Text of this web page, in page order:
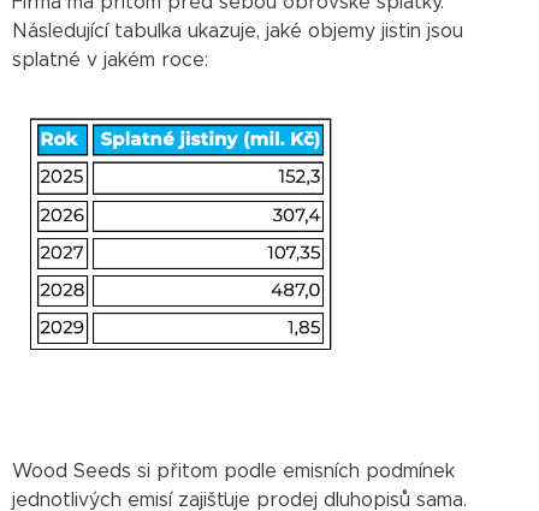
Následující tabulka ukazuje, jaké objemy jistin jsou
splatné v jakém roce:
Wood Seeds si přitom podle emisních podmínek
jednotlivých emisí zajišťuje prodej dluhopisů sama.